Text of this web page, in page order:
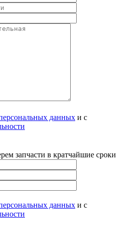
данных и с
запчасти в кратчайшие сроки
данных и с